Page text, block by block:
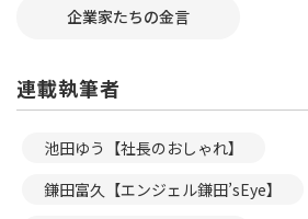
企業家たちの金言
連載執筆者
池田ゆう【社長のおしゃれ】
鎌田富久【エンジェル鎌田’sEye】